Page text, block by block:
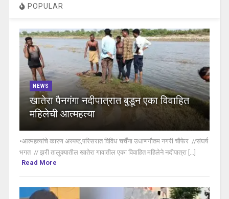
POPULAR
NEWS
खातेरा पैनगंगा नदीपात्रात बुडून एका विवाहित
महिलेची आत्महत्या
•आत्महत्यांचे कारण अस्पष्ट,परिसरात विविध चर्चेंना उधाणगौतम नगरी चौफेर //संघर्ष
भगत // झरी तालुक्यातील खातेरा गावातील एका विवाहित महिलेने नदीपात्रा [...]
Read More